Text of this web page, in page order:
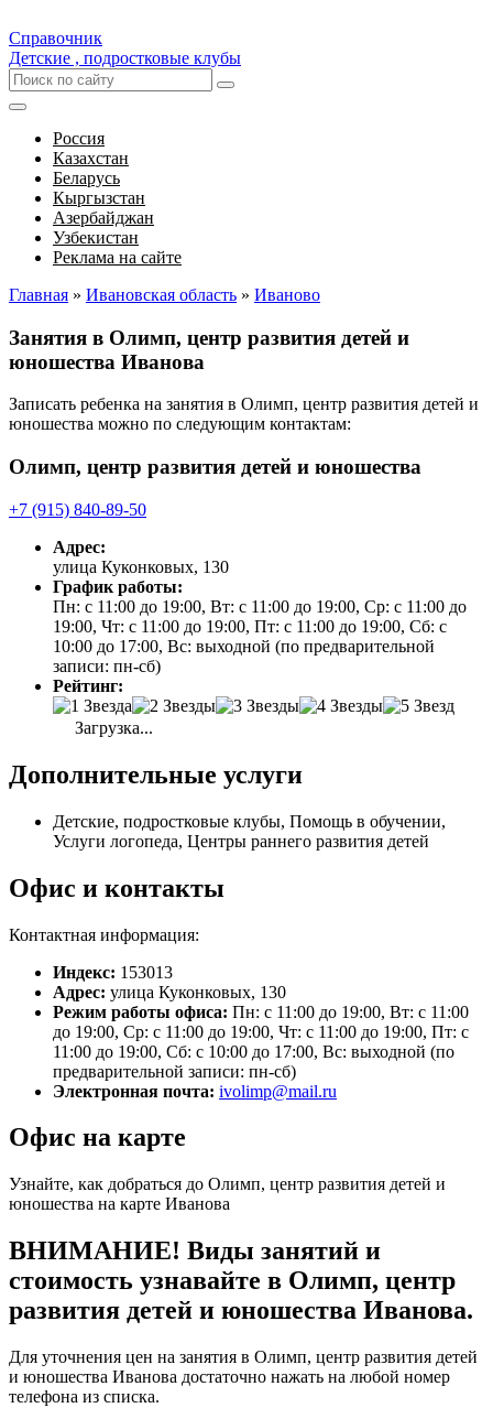
Справочник
Детские , подростковые клубы
Россия
Казахстан
Беларусь
Кыргызстан
Азербайджан
Узбекистан
Реклама на сайте
Главная » Ивановская область » Иваново
Занятия в Олимп, центр развития детей и
юношества Иванова
Записать ребенка на занятия в Олимп, центр развития детей и
юношества можно по следующим контактам:
Олимп, центр развития детей и юношества
+7 (915) 840-89-50
Адрес:
улица Куконковых, 130
График работы:
Пн: с 11:00 до 19:00, Вт: с 11:00 до 19:00, Ср: с 11:00 до
19:00, Чт: с 11:00 до 19:00, Пт: с 11:00 до 19:00, Сб: с
10:00 до 17:00, Вс: выходной (по предварительной
записи: пн-сб)
Рейтинг:
Загрузка...
Дополнительные услуги
Детские, подростковые клубы, Помощь в обучении,
Услуги логопеда, Центры раннего развития детей
Офис и контакты
Контактная информация:
Индекс: 153013
Адрес: улица Куконковых, 130
Режим работы офиса: Пн: с 11:00 до 19:00, Вт: с 11:00
до 19:00, Ср: с 11:00 до 19:00, Чт: с 11:00 до 19:00, Пт: с
11:00 до 19:00, Сб: с 10:00 до 17:00, Вс: выходной (по
предварительной записи: пн-сб)
Электронная почта: ivolimp@mail.ru
Офис на карте
Узнайте, как добраться до Олимп, центр развития детей и
юношества на карте Иванова
ВНИМАНИЕ! Виды занятий и
стоимость узнавайте в Олимп, центр
развития детей и юношества Иванова.
Для уточнения цен на занятия в Олимп, центр развития детей
и юношества Иванова достаточно нажать на любой номер
телефона из списка.